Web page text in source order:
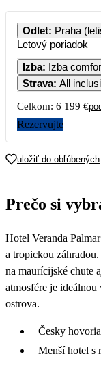
Odlet: Praha
Letový poriadok
Izba:
Strava: All
Celkom: 6 199 €
Rezervujte
uložiť do obľúbených
Prečo si
Hotel Veranda
a tropickou
na maurícijské chute
atmosfére je
ostrova.
Česky
Menší hotel s